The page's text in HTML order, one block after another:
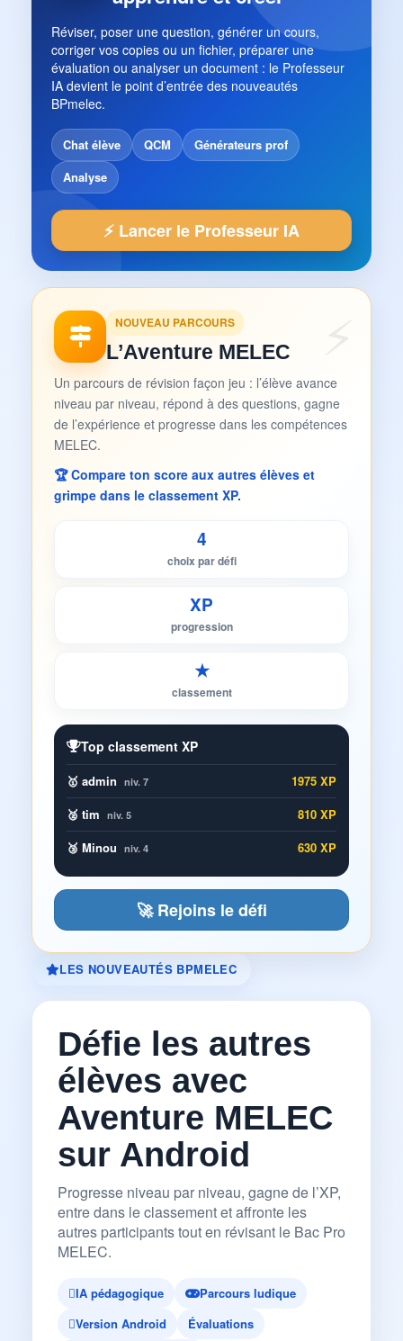
Réviser, poser une question, générer un cours,
corriger vos copies ou un fichier, préparer une
évaluation ou analyser un document : le Professeur
IA devient le point d’entrée des nouveautés
BPmelec.
Chat élève QCM
Générateurs prof
Analyse
⚡ Lancer le Professeur IA
NOUVEAU PARCOURS
L’Aventure MELEC
Un parcours de révision façon jeu : l’élève avance
niveau par niveau, répond à des questions, gagne
de l’expérience et progresse dans les compétences
MELEC.
🏆 Compare ton score aux autres élèves et
grimpe dans le classement XP.
4
choix par défi
XP
progression
★
classement
Top classement XP
🥇 admin niv. 7
1975 XP
🥈 tim niv. 5
810 XP
🥉 Minou niv. 4 630 XP
🚀 Rejoins le défi
LES NOUVEAUTÉS BPMELEC
Défie les autres
élèves avec
Aventure MELEC
sur Android
Progresse niveau par niveau, gagne de l’XP,
entre dans le classement et affronte les
autres participants tout en révisant le Bac Pro
MELEC.
IA pédagogique
Parcours ludique
Version Android
Évaluations